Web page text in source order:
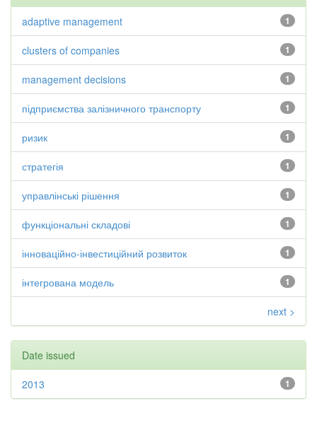
1
adaptive management
1
clusters of companies
1
management decisions
1
підприємства залізничного транспорту
1
ризик
1
стратегія
1
управлінські рішення
1
функціональні складові
1
інноваційно-інвестиційний розвиток
1
інтегрована модель
next >
Date issued
1
2013